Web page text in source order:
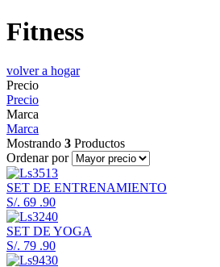
Fitness
volver a hogar
Precio
Precio
Marca
Marca
Mostrando 3 Productos
Ordenar por
SET DE ENTRENAMIENTO
S/. 69 .90
SET DE YOGA
S/. 79 .90